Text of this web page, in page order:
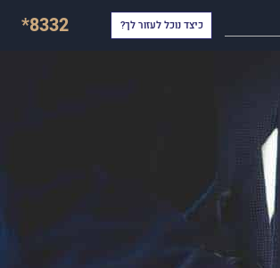
כיצד נוכל לעזור לך? *8332